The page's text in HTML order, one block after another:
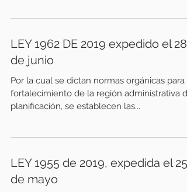
LEY 1962 DE 2019 expedido el 28
de junio
Por la cual se dictan normas orgánicas para
fortalecimiento de la región administrativa de
planificación, se establecen las...
LEY 1955 de 2019, expedida el 25
de mayo